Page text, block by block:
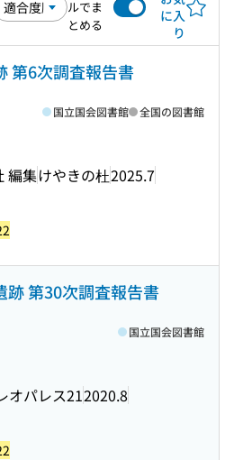
ルでま
とめる
に入
り
第6次調査報告書
編集けやきの杜2025.7
国立国会図書館 全国の図書館
跡 第30次調査報告書
オパレス212020.8
国立国会図書館